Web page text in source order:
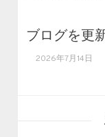
ブログを更
2026年7月14日